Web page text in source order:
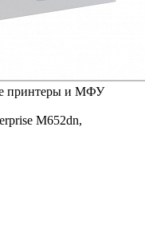
принтеры и МФУ
M652dn,